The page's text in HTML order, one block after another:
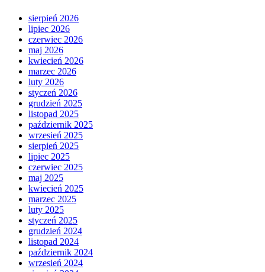
sierpień 2026
lipiec 2026
czerwiec 2026
maj 2026
kwiecień 2026
marzec 2026
luty 2026
styczeń 2026
grudzień 2025
listopad 2025
październik 2025
wrzesień 2025
sierpień 2025
lipiec 2025
czerwiec 2025
maj 2025
kwiecień 2025
marzec 2025
luty 2025
styczeń 2025
grudzień 2024
listopad 2024
październik 2024
wrzesień 2024